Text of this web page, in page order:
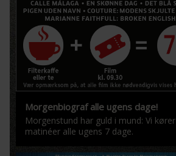
Morgenbiograf alle ugens dage!
Morgenstund har guld i mund: Vi kører
matinéer alle ugens 7 dage.